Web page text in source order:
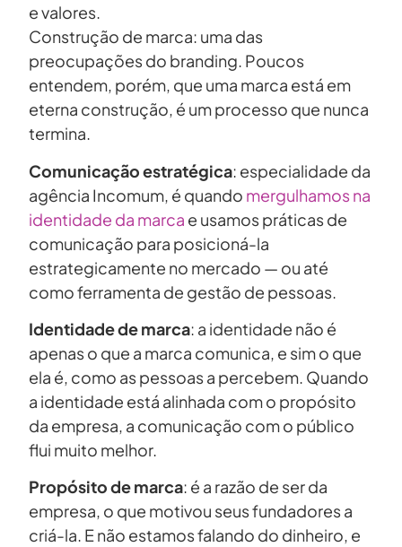
e valores.
Construção de marca: uma das
preocupações do branding. Poucos
entendem, porém, que uma marca está em
eterna construção, é um processo que nunca
termina.
Comunicaçãoestratégica: especialidade da
agência Incomum, é quando mergulhamos na
identidade da marca e usamos práticas de
comunicação para posicioná-la
estrategicamente no mercado — ou até
como ferramenta de gestão de pessoas.
Identidade de marca: a identidade não é
apenas o que a marca comunica, e sim o que
ela é, como as pessoas a percebem. Quando
a identidade está alinhada com o propósito
da empresa, a comunicação com o público
flui muito melhor.
Propósito de marca: é a razão de ser da
empresa, o que motivou seus fundadores a
criá-la. E não estamos falando do dinheiro, e